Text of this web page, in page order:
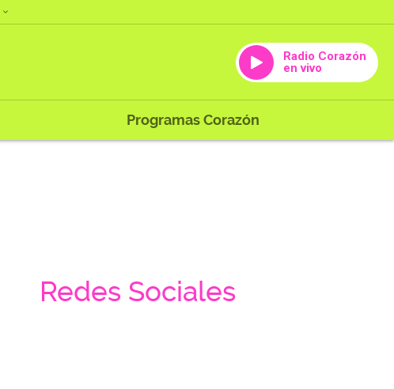
Radio Corazón
en vivo
Programas Corazón
Redes Sociales